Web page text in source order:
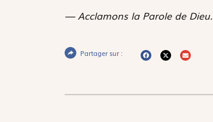
— Acclamons la Parole de Dieu.
Partager sur :